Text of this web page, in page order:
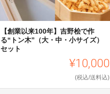
【創業以来100年】吉野桧で作
る“トン木”（大・中・小サイズ）
セット
¥10,000
(税込/送料込)